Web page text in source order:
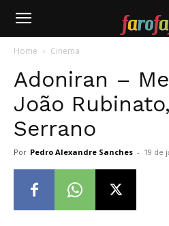
Farofafá
Home Cinema
Adoniran –
João
Serrano
Por Pedro Alexandre Sanches - 19 de